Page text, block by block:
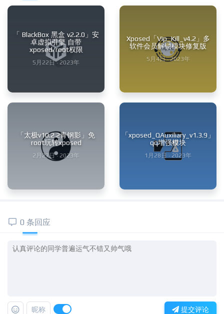
「 BlackBox 黑盒 v2.2.0」安
卓虚拟引擎 自带
xposed/root权限
5月22日 · 2023年
Xposed「Vip_Kill_v4.2」多
软件会员解锁模块修复版
5月4日 · 2023年
「太极v10.2.2青钢影」免
root玩转xposed
2月27日 · 2023年
「xposed_QAuxiliary_v1.3.9」
qq增强模块
1月28日 · 2023年
0 条回应
昵称 提交评论